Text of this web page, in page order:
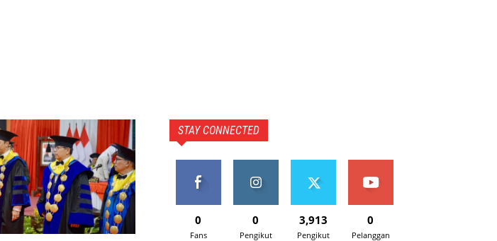
STAY CONNECTED
0
Fans
0
Pengikut
3,913
Pengikut
0
Pelanggan